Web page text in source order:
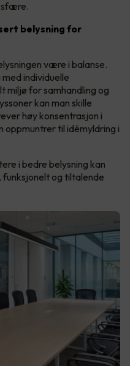
belysning for
være i balanse.
individuelle
miljø for samhandling og
kan man skille
høy konsentrasjon i
oppmuntrer til idémyldring i
i bedre belysning kan
og tiltalende